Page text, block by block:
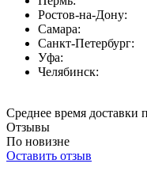
Ростов-на-Дону:
Самара:
Санкт-Петербург:
Уфа:
Челябинск:
Среднее время доставки
Отзывы
По новизне
Оставить отзыв